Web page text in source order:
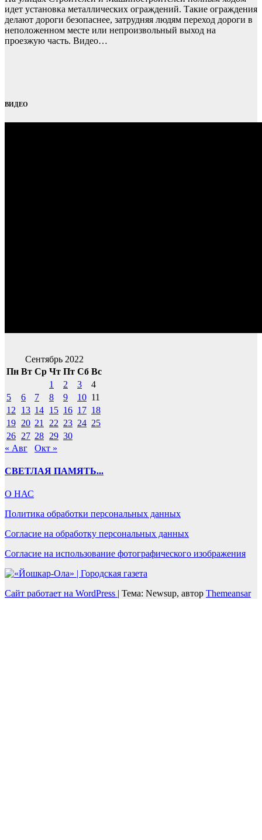
идет установка металлических ограждений. Такие ограждения
делают дороги безопаснее, затрудняя людям переход дороги в
неположенном месте или непроизвольный выход на
проезжую часть. Видео…
ВИДЕО
Сентябрь 2022
Пн Вт Ср Чт Пт Сб Вс
1
2 3
4
5
6 7 8 9 10 11
12
13 14 15 16 17 18
19 20 21 22 23 24 25
26 27 28 29 30
« Авг
Окт »
СВЕТЛАЯ ПАМЯТЬ...
О НАС
Политика обработки персональных данных
Согласие на обработку персональных данных
Согласие на использование фотографического изображения
Сайт работает на WordPress | Тема: Newsup, автор Themeansar